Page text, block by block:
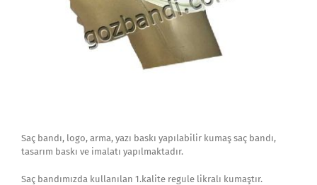
Saç bandı, logo, arma, yazı baskı yapılabilir kumaş saç bandı,
tasarım baskı ve imalatı yapılmaktadır.
Saç bandımızda kullanılan 1.kalite regule likralı kumaştır.